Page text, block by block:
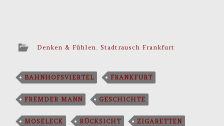
Denken & Fühlen ,Stadtrausch Frankfurt
BAHNHOFSVIERTEL FRANKFURT
FREMDER MANN GESCHICHTE
MOSELECK RÜCKSICHT ZIGARETTEN